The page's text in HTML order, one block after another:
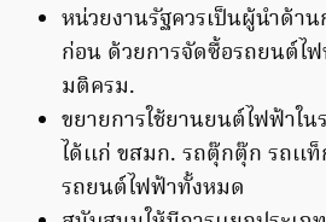
หน่วยงานรัฐควรเป็นผู้นำด้า
ก่อน ด้วยการจัดซื้อรถยนต์ไฟ
มติครม.
ขยายการใช้ยานยนต์ไฟฟ้าใ
ได้เเก่ ขสมก. รถตุ๊กตุ๊ก รถเเ
รถยนต์ไฟฟ้าทั้งหมด